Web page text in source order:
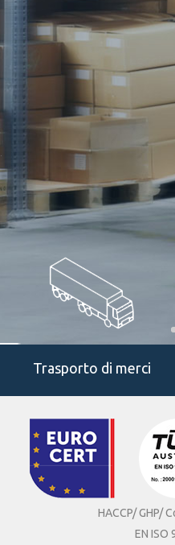
Leggi
Trasporto di merci
HACCP/ GHP/
EN ISO